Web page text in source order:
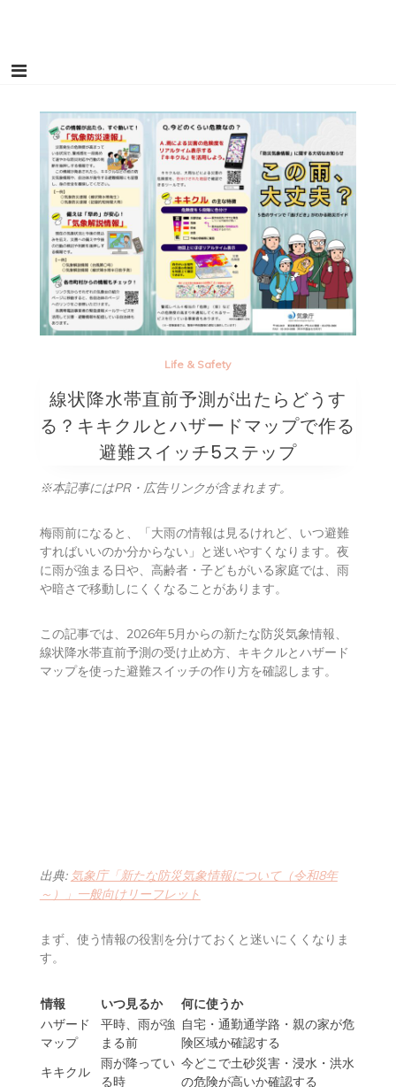
Life & Safety
線状降水帯直前予測が出たらどうす
る？キキクルとハザードマップで作る
避難スイッチ5ステップ
※本記事にはPR・広告リンクが含まれます。
梅雨前になると、「大雨の情報は見るけれど、いつ避難
すればいいのか分からない」と迷いやすくなります。夜
に雨が強まる日や、高齢者・子どもがいる家庭では、雨
や暗さで移動しにくくなることがあります。
この記事では、2026年5月からの新たな防災気象情報、
線状降水帯直前予測の受け止め方、キキクルとハザード
マップを使った避難スイッチの作り方を確認します。
出典:
まず、使う情報の役割を分けておくと迷いにくくなりま
す。